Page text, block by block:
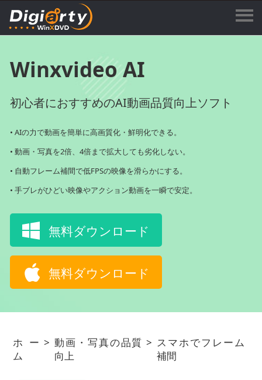
Winxvideo AI
初心者におすすめのAI動画品質向上ソフト
• AIの力で動画を簡単に高画質化・鮮明化できる。
• 動画・写真を2倍、4倍まで拡大しても劣化しない。
• 自動フレーム補間で低FPSの映像を滑らかにする。
• 手ブレがひどい映像やアクション動画を一瞬で安定。
無料ダウンロード
無料ダウンロード
ホー
ム
> 動画・写真の品質
向上
> スマホでフレーム
補間